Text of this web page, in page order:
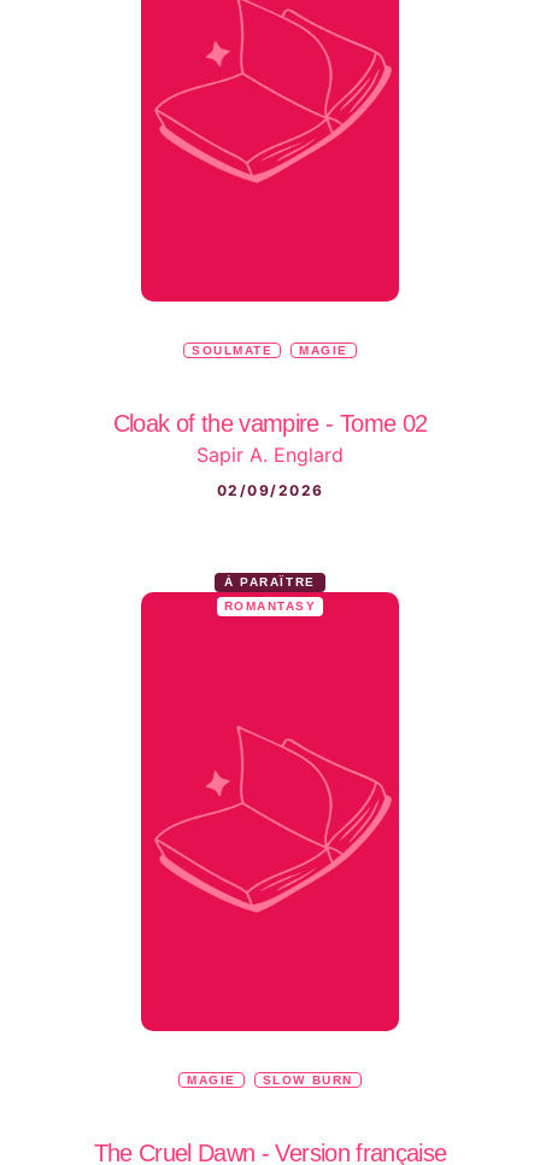
SOULMATE MAGIE
Cloak of the vampire - Tome 02
Sapir A. Englard
02/09/2026
À PARAÎTRE
ROMANTASY
MAGIE SLOW BURN
The Cruel Dawn - Version française